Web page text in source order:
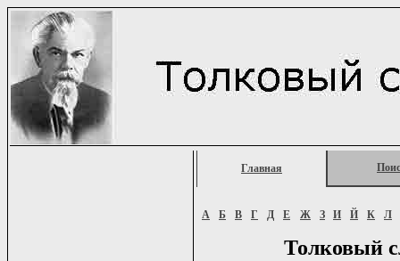
Главная
А Б В Г Д Е Ж З И Й К Л
Толковый